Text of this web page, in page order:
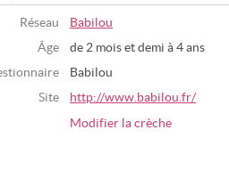
Réseau
Babilou
Âge
de 2 mois et demi à 4 ans
Babilou
Site
http://www.babilou.fr/
Modifier la crèche